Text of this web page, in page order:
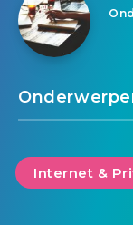
Internet &